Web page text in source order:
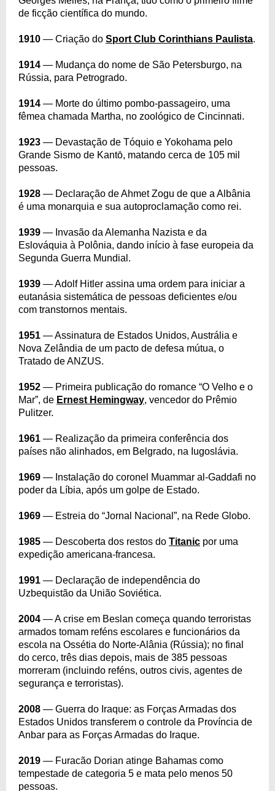
de ficção científica do mundo.
1910 — Criação do Sport Club Corinthians Paulista.
1914 — Mudança do nome de São Petersburgo, na
Rússia, para Petrogrado.
1914 — Morte do último pombo-passageiro, uma
fêmea chamada Martha, no zoológico de Cincinnati.
1923 — Devastação de Tóquio e Yokohama pelo
Grande Sismo de Kantō, matando cerca de 105 mil
pessoas.
1928 — Declaração de Ahmet Zogu de que a Albânia
é uma monarquia e sua autoproclamação como rei.
1939 — Invasão da Alemanha Nazista e da
Eslováquia à Polônia, dando início à fase europeia da
Segunda Guerra Mundial.
1939 — Adolf Hitler assina uma ordem para iniciar a
eutanásia sistemática de pessoas deficientes e/ou
com transtornos mentais.
1951 — Assinatura de Estados Unidos, Austrália e
Nova Zelândia de um pacto de defesa mútua, o
Tratado de ANZUS.
1952 — Primeira publicação do romance “O Velho e o
Mar”, de Ernest Hemingway, vencedor do Prêmio
Pulitzer.
1961 — Realização da primeira conferência dos
países não alinhados, em Belgrado, na Iugoslávia.
1969 — Instalação do coronel Muammar al-Gaddafi no
poder da Líbia, após um golpe de Estado.
1969 — Estreia do “Jornal Nacional”, na Rede Globo.
1985 — Descoberta dos restos do Titanic por uma
expedição americana-francesa.
1991 — Declaração de independência do
Uzbequistão da União Soviética.
2004 — A crise em Beslan começa quando terroristas
armados tomam reféns escolares e funcionários da
escola na Ossétia do Norte-Alânia (Rússia); no final
do cerco, três dias depois, mais de 385 pessoas
morreram (incluindo reféns, outros civis, agentes de
segurança e terroristas).
2008 — Guerra do Iraque: as Forças Armadas dos
Estados Unidos transferem o controle da Província de
Anbar para as Forças Armadas do Iraque.
2019 — Furacão Dorian atinge Bahamas como
tempestade de categoria 5 e mata pelo menos 50
pessoas.